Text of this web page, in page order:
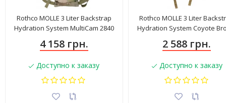
Rothco MOLLE 3 Liter Backstrap
Hydration System MultiCam 2840
4 158 грн.
Доступно к заказу
Rothco MOLLE 3 Liter
Hydration System Coyote
2 588 грн.
Доступно к заказу